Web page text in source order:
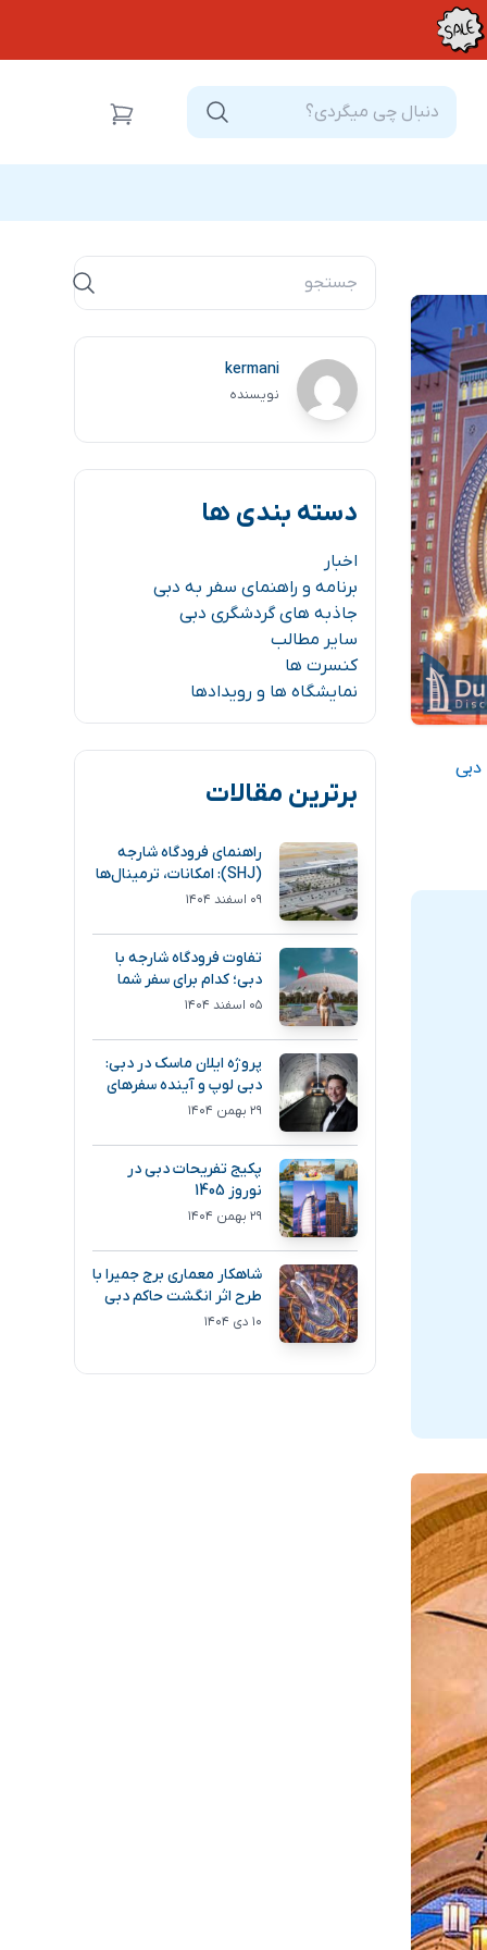
دبی
kermani
نویسنده
دسته بندی ها
اخبار
برنامه و راهنمای سفر به دبی
جاذبه های گردشگری دبی
سایر مطالب
کنسرت ها
نمایشگاه ها و رویدادها
برترین مقالات
راهنمای فرودگاه شارجه
(SHJ): امکانات، ترمینال‌ها
و مسیر دسترسی
۰۹ اسفند ۱۴۰۴
تفاوت فرودگاه شارجه با
دبی؛ کدام برای سفر شما
انتخاب بهتری است؟
۰۵ اسفند ۱۴۰۴
پروژه ایلان ماسک در دبی:
دبی لوپ و آینده سفرهای
فوق سریع
۲۹ بهمن ۱۴۰۴
پکیج تفریحات دبی در
نوروز 1405
۲۹ بهمن ۱۴۰۴
شاهکار معماری برج جمیرا با
طرح اثر انگشت حاکم دبی
۱۰ دی ۱۴۰۴